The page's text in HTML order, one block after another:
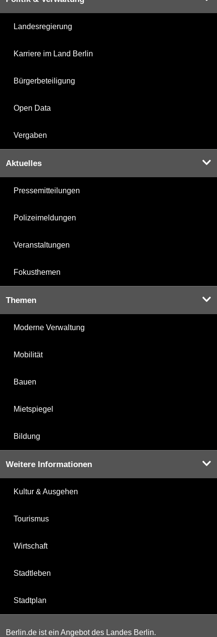
Landesregierung
Karriere im Land Berlin
Bürgerbeteiligung
Open Data
Vergaben
Aktuelles
Pressemitteilungen
Polizeimeldungen
Veranstaltungen
Fokusthemen
Themen
Moderne Verwaltung
Mobilität
Bauen
Mietspiegel
Bildung
Weitere Informationen
Kultur & Ausgehen
Tourismus
Wirtschaft
Stadtleben
Stadtplan
Berlin.de ist ein Angebot des Landes Berlin.